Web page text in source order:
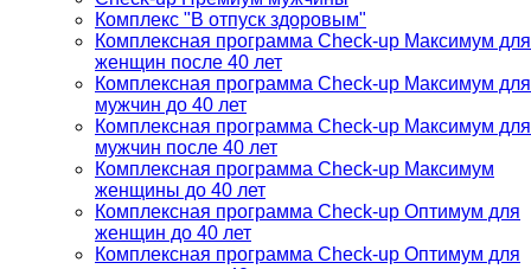
Комплекс "В отпуск здоровым"
Комплексная программа Check-up Максимум для
женщин после 40 лет
Комплексная программа Check-up Максимум для
мужчин до 40 лет
Комплексная программа Check-up Максимум для
мужчин после 40 лет
Комплексная программа Check-up Максимум
женщины до 40 лет
Комплексная программа Check-up Оптимум для
женщин до 40 лет
Комплексная программа Check-up Оптимум для